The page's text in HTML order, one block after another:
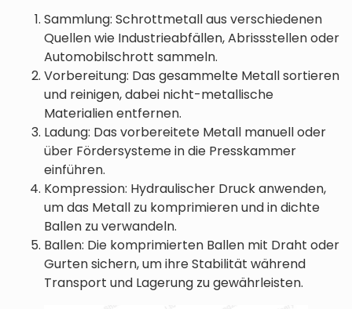
Sammlung: Schrottmetall aus verschiedenen
Quellen wie Industrieabfällen, Abrissstellen oder
Automobilschrott sammeln.
Vorbereitung: Das gesammelte Metall sortieren
und reinigen, dabei nicht-metallische
Materialien entfernen.
Ladung: Das vorbereitete Metall manuell oder
über Fördersysteme in die Presskammer
einführen.
Kompression: Hydraulischer Druck anwenden,
um das Metall zu komprimieren und in dichte
Ballen zu verwandeln.
Ballen: Die komprimierten Ballen mit Draht oder
Gurten sichern, um ihre Stabilität während
Transport und Lagerung zu gewährleisten.